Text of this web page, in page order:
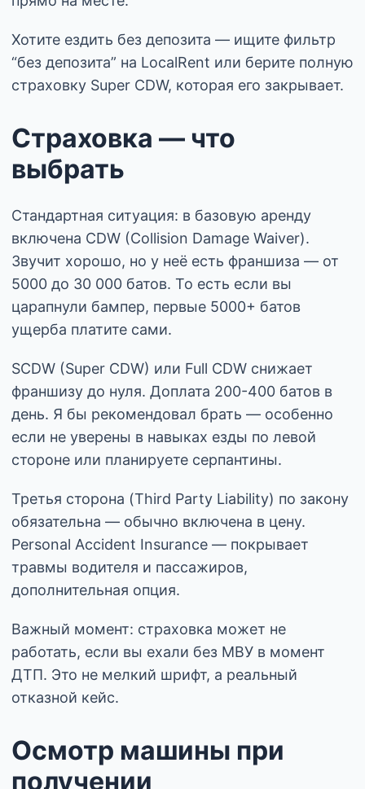
Хотите ездить без депозита — ищите фильтр
“без депозита” на LocalRent или берите полную
страховку Super CDW, которая его закрывает.
Страховка — что
выбрать
Стандартная ситуация: в базовую аренду
включена CDW (Collision Damage Waiver).
Звучит хорошо, но у неё есть франшиза — от
5000 до 30 000 батов. То есть если вы
царапнули бампер, первые 5000+ батов
ущерба платите сами.
SCDW (Super CDW) или Full CDW снижает
франшизу до нуля. Доплата 200-400 батов в
день. Я бы рекомендовал брать — особенно
если не уверены в навыках езды по левой
стороне или планируете серпантины.
Третья сторона (Third Party Liability) по закону
обязательна — обычно включена в цену.
Personal Accident Insurance — покрывает
травмы водителя и пассажиров,
дополнительная опция.
Важный момент: страховка может не
работать, если вы ехали без МВУ в момент
ДТП. Это не мелкий шрифт, а реальный
отказной кейс.
Осмотр машины при
получении